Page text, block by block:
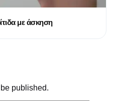
με άσκηση
published.